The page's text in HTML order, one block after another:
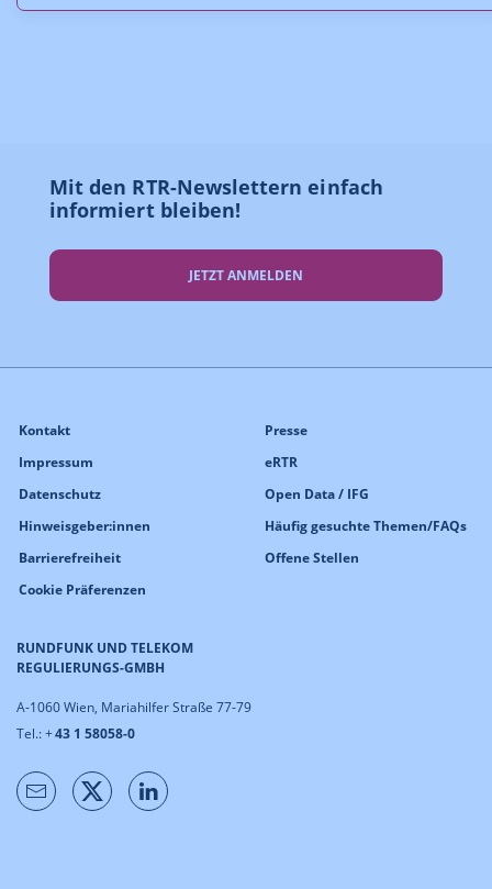
Mit den RTR-Newslettern einfach
informiert bleiben!
JETZT ANMELDEN
RUNDFUNK UND TELEKOM
REGULIERUNGS-GMBH
A-1060 Wien, Mariahilfer Straße 77-79
Tel.: +43 1 58058-0
Kontakt
Impressum
Datenschutz
Hinweisgeber:innen
Barrierefreiheit
Cookie Präferenzen
Presse
eRTR
Open Data / IFG
Häufig gesuchte Themen/FAQs
Offene Stellen